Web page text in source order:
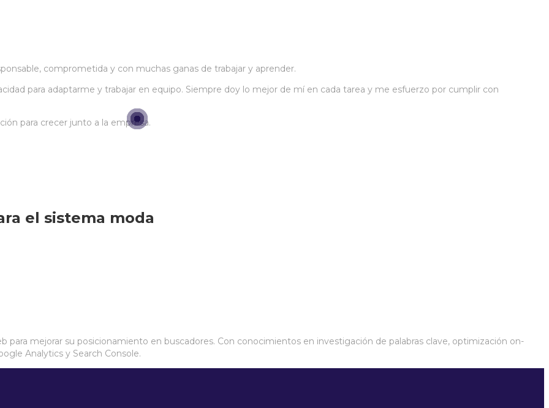
comprometida y con muchas ganas de trabajar y aprender.
para adaptarme y trabajar en equipo. Siempre doy lo mejor de mí en cada tarea y me esfuerzo por cumplir con
para crecer junto a la empresa.
el sistema moda
para mejorar su posicionamiento en buscadores. Con conocimientos en investigación de palabras clave, optimización on-
Analytics y Search Console.